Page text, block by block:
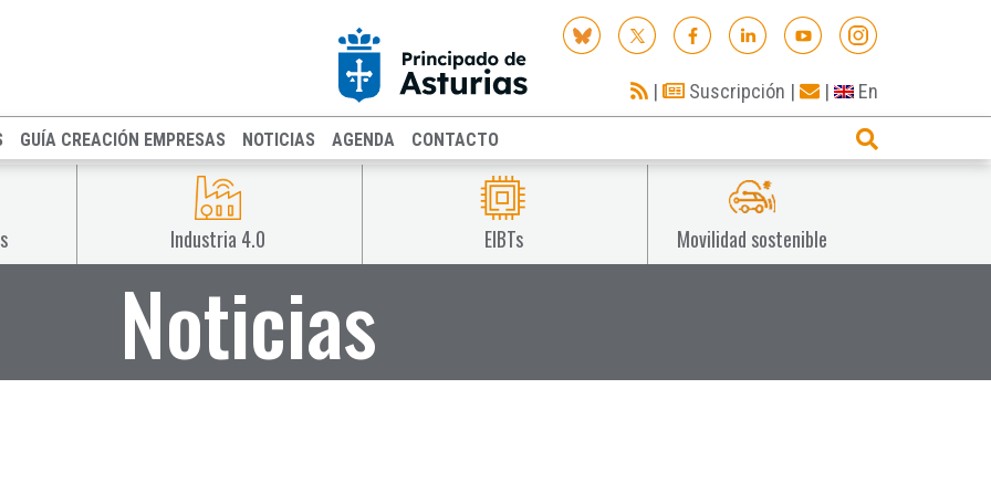
| Suscripción | | En
GUÍA CREACIÓN EMPRESAS NOTICIAS AGENDA CONTACTO
Industria 4.0 EIBTs Movilidad sostenible
Noticias